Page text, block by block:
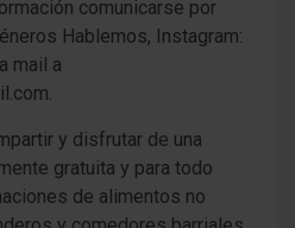
comunicarse por
Hablemos, Instagram:
mail a
y disfrutar de una
gratuita y para todo
de alimentos no